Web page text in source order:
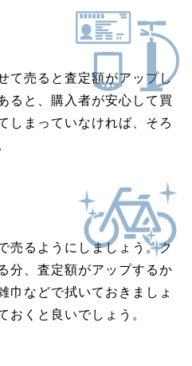
て売ると査定額がアップし
ると、購入者が安心して買
しまっていなければ、そろ
売るようにしましょう。ク
分、査定額がアップするか
巾などで拭いておきましょ
おくと良いでしょう。